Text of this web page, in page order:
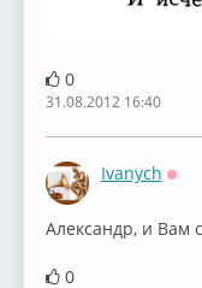
0
31.08.2012 16:40
Ivanych
Александр, и Вам
0